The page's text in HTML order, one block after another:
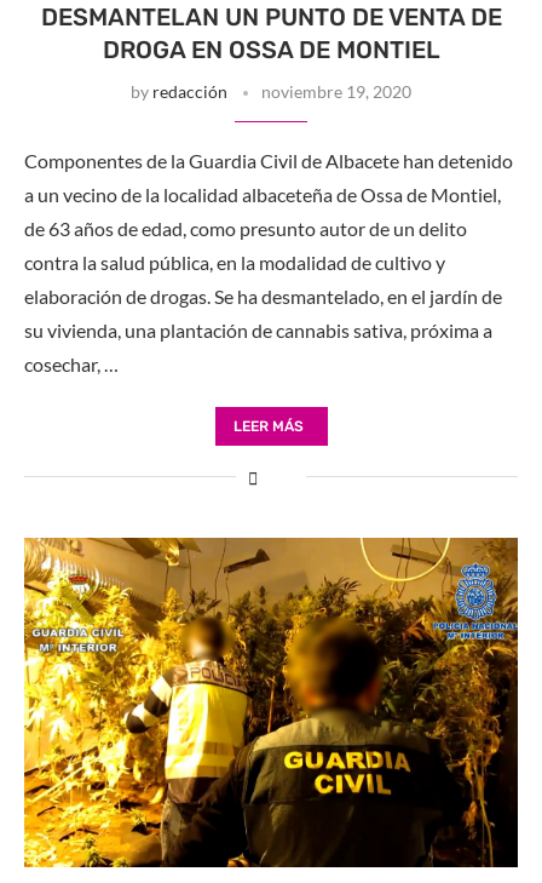
DESMANTELAN UN PUNTO DE VENTA DE
DROGA EN OSSA DE MONTIEL
by redacción noviembre 19, 2020
Componentes de la Guardia Civil de Albacete han detenido
a un vecino de la localidad albaceteña de Ossa de Montiel,
de 63 años de edad, como presunto autor de un delito
contra la salud pública, en la modalidad de cultivo y
elaboración de drogas. Se ha desmantelado, en el jardín de
su vivienda, una plantación de cannabis sativa, próxima a
cosechar, …
LEER MÁS